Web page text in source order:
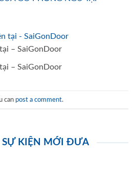
– SaiGonDoor
– SaiGonDoor
can post a comment.
SỰ KIỆN MỚI ĐƯA